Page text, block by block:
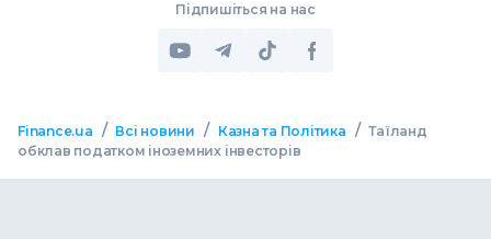
Підпишіться на нас
Finance.ua / Всі новини / Казна та Політика / Таїланд
обклав податком іноземних інвесторів